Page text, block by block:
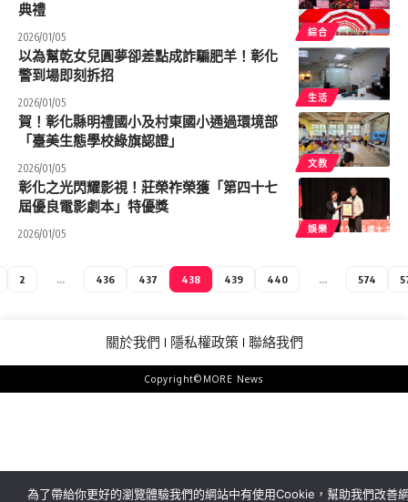
綜合
典禮
2026/01/05
生活
以為幫乾女兒圓夢卻差點成詐騙肥羊！彰化
警到場即刻拆招
2026/01/05
文教
賀！彰化縣明禮國小及村東國小通過環境部
「臺美生態學校綠旗認證」
2026/01/05
娛樂
彰化之光閃耀影視！莊榮祚榮獲「第四十七
屆優良電影劇本」特優獎
2026/01/05
2 ... 436 437 438 439 440 ... 574
關於我們 隱私權政策 聯絡我們
Copyright©MORE News
為了帶給你更好的瀏覽體驗我們的網站中有使用Cookie，幫助我們改善